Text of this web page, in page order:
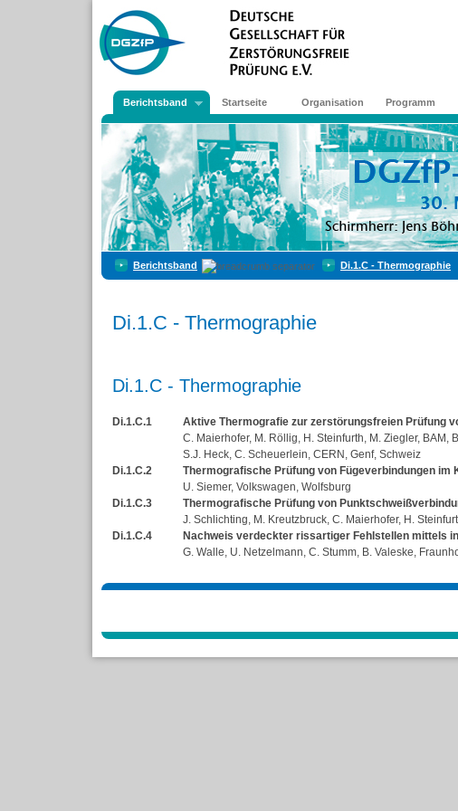
Berichtsband Startseite Organisation Programm
Berichtsband Di.1.C - Thermographie
Di.1.C - Thermographie
Di.1.C - Thermographie
Di.1.C.1
Aktive Thermografie zur zerstörungsfreien Prüfung
C. Maierhofer, M. Röllig, H. Steinfurth, M. Ziegler, BAM,
S.J. Heck, C. Scheuerlein, CERN, Genf, Schweiz
Di.1.C.2
Thermografische Prüfung von Fügeverbindungen im
U. Siemer, Volkswagen, Wolfsburg
Di.1.C.3
Thermografische Prüfung von
J. Schlichting, M. Kreutzbruck, C. Maierhofer, H.
Di.1.C.4
Nachweis verdeckter rissartiger Fehlstellen mittels
G. Walle, U. Netzelmann, C. Stumm, B. Valeske,